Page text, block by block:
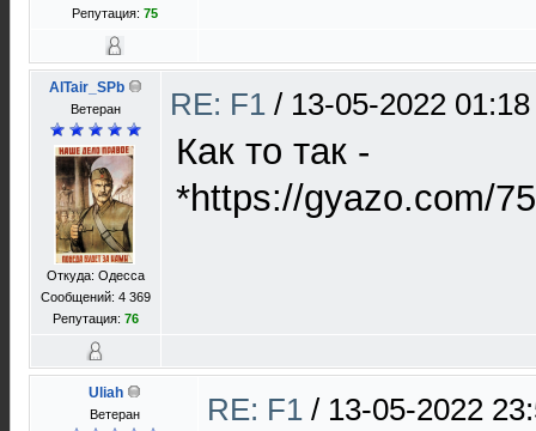
Репутация: 75
AlTair_SPb
Ветеран
Откуда: Одесса
Сообщений: 4 369
Репутация: 76
RE: F1 / 13-05-2022 01:18
Как то так -
*https://gyazo.com/
Uliah
Ветеран RE: F1 / 13-05-2022